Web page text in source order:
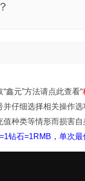
鑫元”方法请点此查看“
仔细选择相关操作
种类等情形而损害
钻石=1RMB，单次最